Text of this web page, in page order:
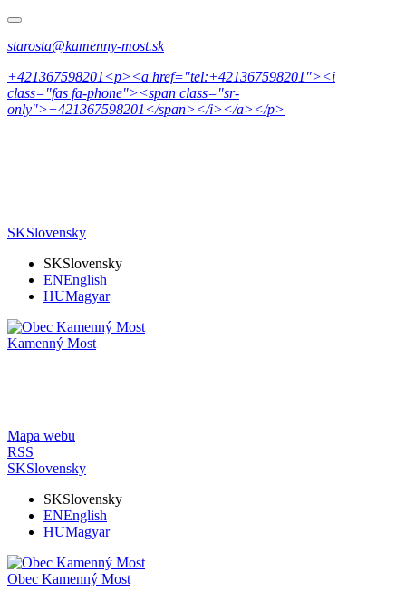
starosta@kamenny-most.sk
+421367598201<p><a href="tel:+421367598201"><i
class="fas fa-phone"><span class="sr-
only">+421367598201</span></i></a></p>
SKSlovensky
SKSlovensky
ENEnglish
HUMagyar
Kamenný Most
Mapa webu
RSS
SKSlovensky
SKSlovensky
ENEnglish
HUMagyar
Obec Kamenný Most